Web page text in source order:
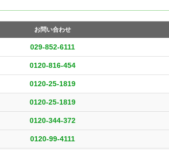
お問い合わせ
029-852-6111
0120-816-454
0120-25-1819
0120-25-1819
0120-344-372
0120-99-4111